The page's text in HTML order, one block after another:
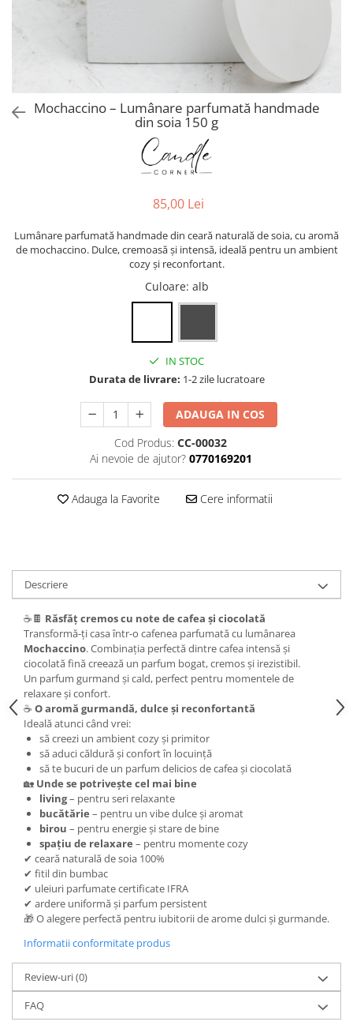
Mochaccino – Lumânare parfumată handmade
din soia 150 g
85,00 Lei
Lumânare parfumată handmade din ceară naturală de soia, cu aromă
de mochaccino. Dulce, cremoasă și intensă, ideală pentru un ambient
cozy și reconfortant.
Culoare: alb
IN STOC
Durata de livrare: 1-2 zile lucratoare
ADAUGA IN COS
Cod Produs: CC-00032
Ai nevoie de ajutor? 0770169201
Adauga la Favorite Cere informatii
Descriere
☕🍫 Răsfăț cremos cu note de cafea și ciocolată
Transformă-ți casa într-o cafenea parfumată cu lumânarea
Mochaccino. Combinația perfectă dintre cafea intensă și
ciocolată fină creează un parfum bogat, cremos și irezistibil.
Un parfum gurmand și cald, perfect pentru momentele de
relaxare și confort.
☕ O aromă gurmandă, dulce și reconfortantă
Ideală atunci când vrei:
să creezi un ambient cozy și primitor
să aduci căldură și confort în locuință
să te bucuri de un parfum delicios de cafea și ciocolată
🏡 Unde se potrivește cel mai bine
living– pentru seri relaxante
bucătărie – pentru un vibe dulce și aromat
birou – pentru energie și stare de bine
spațiu de relaxare – pentru momente cozy
✔ ceară naturală de soia 100%
✔ fitil din bumbac
✔ uleiuri parfumate certificate IFRA
✔ ardere uniformă și parfum persistent
🎁 O alegere perfectă pentru iubitorii de arome dulci și gurmande.
Informatii conformitate produs
Review-uri(0)
FAQ